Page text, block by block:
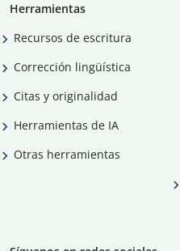
Herramientas
Recursos de escritura
Corrección lingüística
Citas y originalidad
Herramientas de IA
Otras herramientas